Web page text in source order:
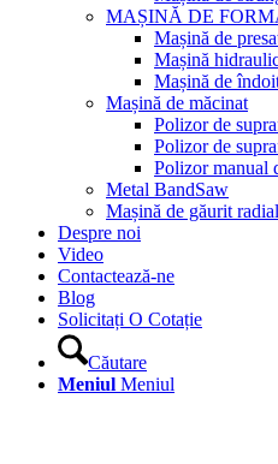
MAȘINĂ DE
Mașină de
Mașină
Mașină de
Mașină de măcinat
Polizor de
Polizor de
Polizor manual
Metal BandSaw
Mașină de găurit radial
Despre noi
Video
Contactează-ne
Blog
Solicitați O Cotație
Căutare
Meniul Meniul